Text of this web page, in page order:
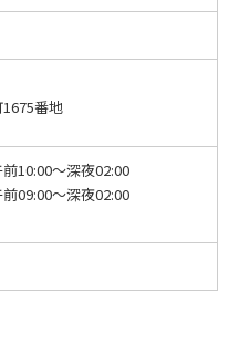
番地
10:00～深夜02:00
09:00～深夜02:00